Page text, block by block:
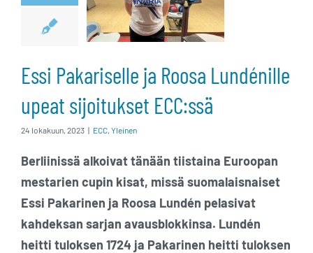
upeat
sijoitukset
ECC:ssä
Essi Pakariselle ja Roosa Lundénille
upeat sijoitukset ECC:ssä
24 lokakuun, 2023 | ECC, Yleinen
Berliinissä alkoivat tänään tiistaina Euroopan
mestarien cupin kisat, missä suomalaisnaiset
Essi Pakarinen ja Roosa Lundén pelasivat
kahdeksan sarjan avausblokkinsa. Lundén
heitti tuloksen 1724 ja Pakarinen heitti tuloksen